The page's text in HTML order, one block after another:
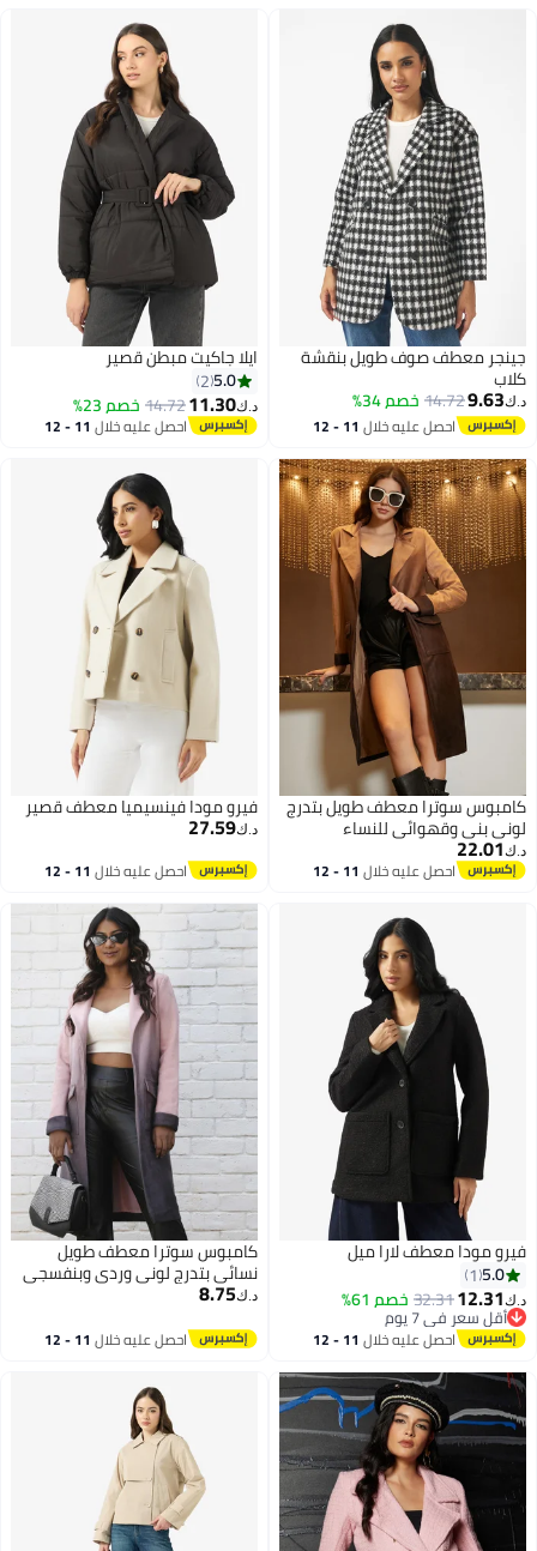
جينجر معطف صوف طويل بنقشة
كلاب
د.ك‏9.63
14.72خصم 34%
احصل عليه خلال 11 - 12
ايلا جاكيت مبطن قصير
5.0
2
د.ك‏11.30
14.72خصم 23%
احصل عليه خلال 11 - 12
2
كامبوس سوترا معطف طويل بتدرج
لوني بني وقهوائي للنساء
د.ك‏22.01
احصل عليه خلال 11 - 12
فيرو مودا فينسيميا معطف قصير
د.ك‏27.59
احصل عليه خلال 11 - 12
فيرو مودا معطف لارا ميل
5.0
1
د.ك‏12.31
32.31خصم 61%
أقل سعر في 7 يوم
أقل سعر في 7 يوماحصل عليه خلال 11 - 12
2
كامبوس سوترا معطف طويل
نسائي بتدرج لوني وردي وبنفسجي
مع جيب بقلاب
د.ك‏8.75
احصل عليه خلال 11 - 12